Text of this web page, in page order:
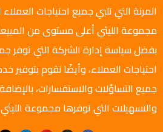
المرنة التي تلبي جميع احتياجات
بفضل سياسة إدارة الشركة التي توفر
احتياجات العملاء، وأيضًا نقوم بتوفير
جميع التساؤلات والاستفسارات،
والتسهيلات التي توفرها مجموعة